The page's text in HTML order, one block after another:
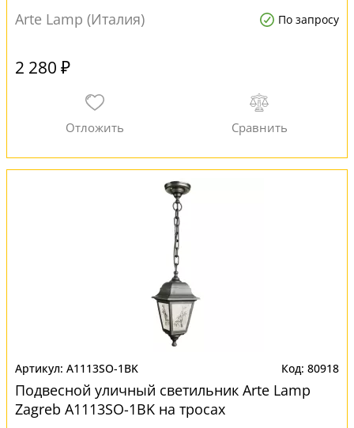
Arte Lamp (Италия)
По запросу
2 280 ₽
A1113SO-1BK 80918
Подвесной уличный светильник Arte Lamp
Zagreb A1113SO-1BK на тросах